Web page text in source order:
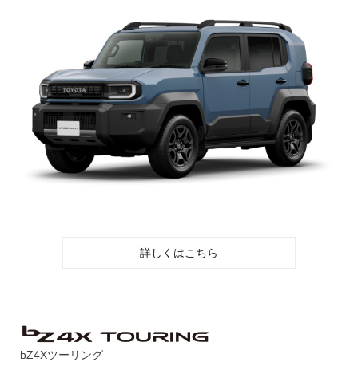
詳しくはこちら
bZ4Xツーリング